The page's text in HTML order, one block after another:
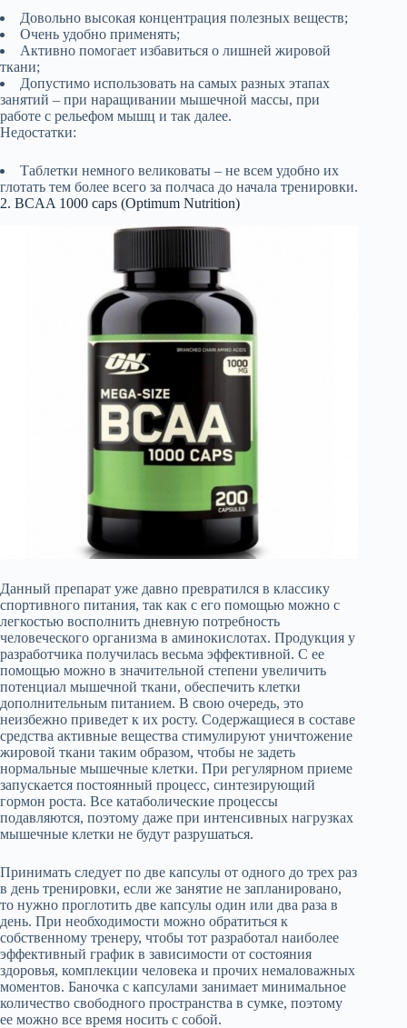
Довольно высокая концентрация полезных веществ;
Очень удобно применять;
Активно помогает избавиться о лишней жировой
ткани;
Допустимо использовать на самых разных этапах
занятий – при наращивании мышечной массы, при
работе с рельефом мышц и так далее.
Недостатки:
Таблетки немного великоваты – не всем удобно их
глотать тем более всего за полчаса до начала тренировки.
2. BCAA 1000 caps (Optimum Nutrition)
Данный препарат уже давно превратился в классику
спортивного питания, так как с его помощью можно с
легкостью восполнить дневную потребность
человеческого организма в аминокислотах. Продукция у
разработчика получилась весьма эффективной. С ее
помощью можно в значительной степени увеличить
потенциал мышечной ткани, обеспечить клетки
дополнительным питанием. В свою очередь, это
неизбежно приведет к их росту. Содержащиеся в составе
средства активные вещества стимулируют уничтожение
жировой ткани таким образом, чтобы не задеть
нормальные мышечные клетки. При регулярном приеме
запускается постоянный процесс, синтезирующий
гормон роста. Все катаболические процессы
подавляются, поэтому даже при интенсивных нагрузках
мышечные клетки не будут разрушаться.
Принимать следует по две капсулы от одного до трех раз
в день тренировки, если же занятие не запланировано,
то нужно проглотить две капсулы один или два раза в
день. При необходимости можно обратиться к
собственному тренеру, чтобы тот разработал наиболее
эффективный график в зависимости от состояния
здоровья, комплекции человека и прочих немаловажных
моментов. Баночка с капсулами занимает минимальное
количество свободного пространства в сумке, поэтому
ее можно все время носить с собой.